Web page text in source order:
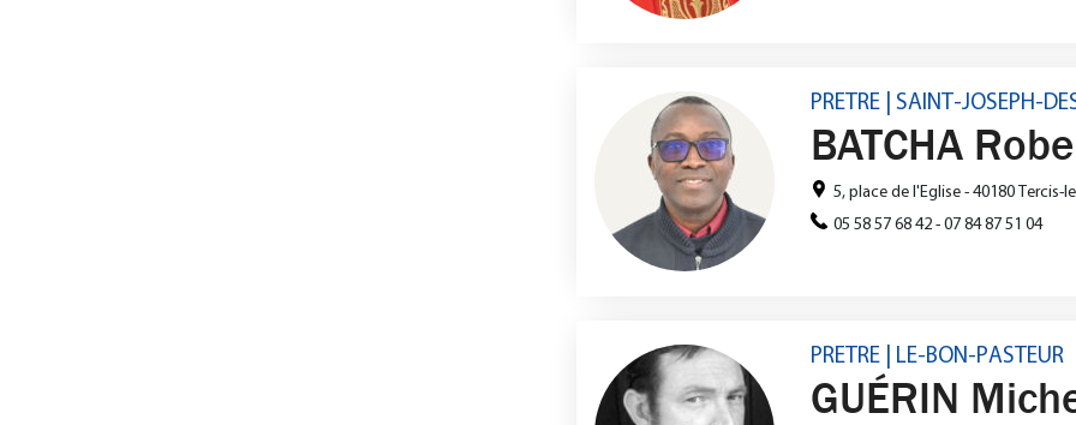
PRETRE | SAINT-JOSEPH-
BATCHA
5, place de l'Eglise - 40180 Tercis-
05 58 57 68 42 - 07 84 87 51 04
PRETRE | LE-BON-PASTEUR
GUÉRIN